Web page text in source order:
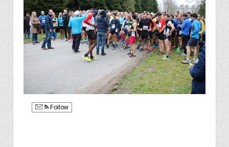
Follow